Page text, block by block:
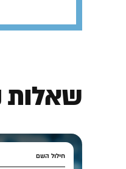
שאלות
חילול השם